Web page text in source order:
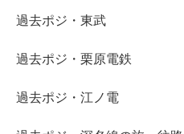
過去ポジ・東武
過去ポジ・栗原電鉄
過去ポジ・江ノ電